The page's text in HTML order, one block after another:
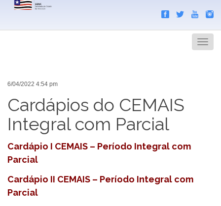
Menu
6/04/2022 4:54 pm
Cardápios do CEMAIS
Integral com Parcial
Cardápio I CEMAIS – Período Integral com
Parcial
Cardápio II CEMAIS – Período Integral com
Parcial